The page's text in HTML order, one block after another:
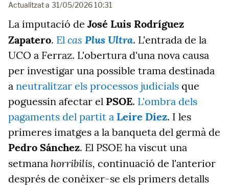
Actualitzat a 31/05/2026 10:31
La imputació de José Luis Rodríguez
Zapatero. El cas Plus Ultra. L'entrada de la
UCO a Ferraz. L'obertura d'una nova causa
per investigar una possible trama destinada
a neutralitzar els processos judicials que
poguessin afectar el PSOE. L'ombra dels
pagaments del partit a Leire Díez. I les
primeres imatges a la banqueta del germà de
Pedro Sánchez. El PSOE ha viscut una
setmana horribilis, continuació de l'anterior
després de conèixer-se els primers detalls